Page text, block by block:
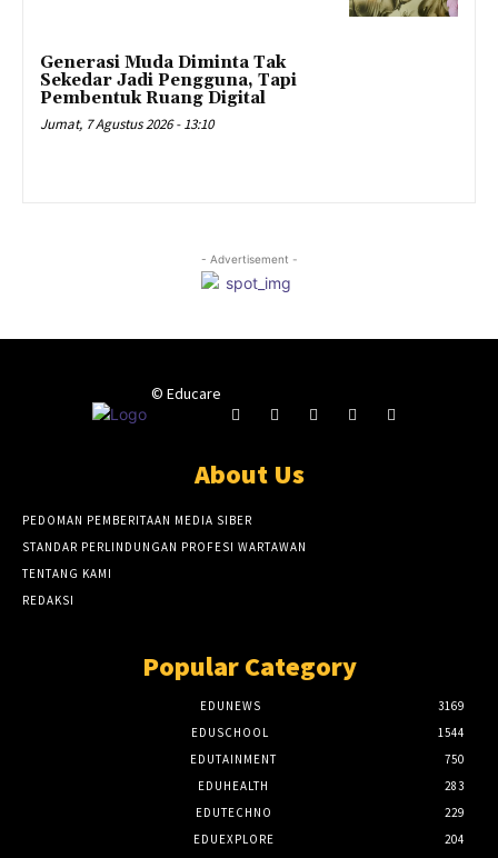
Generasi Muda Diminta Tak
Sekedar Jadi Pengguna, Tapi
Pembentuk Ruang Digital
Jumat, 7 Agustus 2026 - 13:10
- Advertisement -
© Educare
About Us
PEDOMAN PEMBERITAAN MEDIA SIBER
STANDAR PERLINDUNGAN PROFESI WARTAWAN
TENTANG KAMI
REDAKSI
Popular Category
EDUNEWS
3169
EDUSCHOOL
1544
EDUTAINMENT
750
EDUHEALTH
283
EDUTECHNO
229
EDUEXPLORE
204